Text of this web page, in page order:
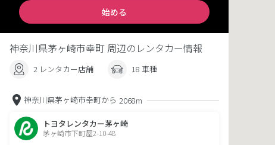
始める
神奈川県茅ヶ崎市幸町 周辺のレンタカー情報
2 レンタカー店舗 18 車種
神奈川県茅ヶ崎市幸町から 2068m
トヨタレンタカー茅ヶ崎
茅ヶ崎市下町屋2-10-48